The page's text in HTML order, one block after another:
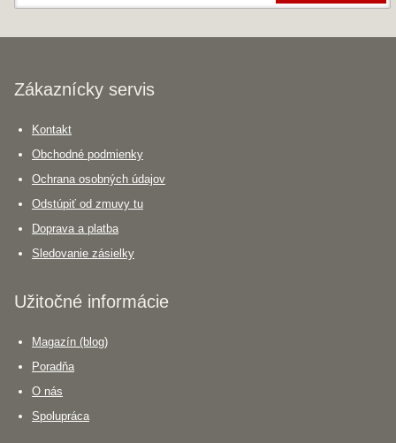
Zákaznícky servis
Kontakt
Obchodné podmienky
Ochrana osobných údajov
Odstúpiť od zmuvy tu
Doprava a platba
Sledovanie zásielky
Užitočné informácie
Magazín (blog)
Poradňa
O nás
Spolupráca